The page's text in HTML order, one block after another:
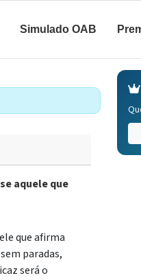
Simulado OAB
aquele que
que afirma
paradas,
será o